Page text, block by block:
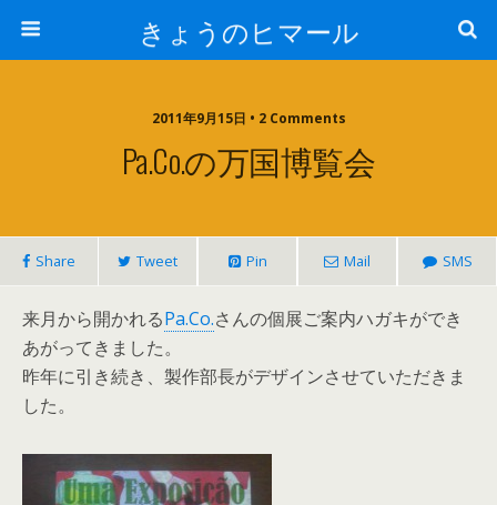
きょうのヒマール
2011年9月15日 • 2 Comments
Pa.Co.の万国博覧会
Share Tweet Pin Mail SMS
来月から開かれるPa.Co.さんの個展ご案内ハガキができ
あがってきました。
昨年に引き続き、製作部長がデザインさせていただきま
した。